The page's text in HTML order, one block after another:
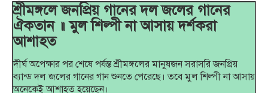
শ্রীমঙ্গলে জনপ্রিয় গানের দল জলের গানের
ঐকতান ॥ মুল শিল্পী না আসায় দর্শকরা
আশাহত
দীর্ঘ অপেক্ষার পর শেষে পর্যন্ত শ্রীমঙ্গলের মানুষজন সরাসরি জনপ্রিয়
ব্যান্ড দল জলের গানের গান শুনতে পেরেছে। তবে মুল শিল্পী না আসায়
অনেকেই আশাহত হয়েছেন।